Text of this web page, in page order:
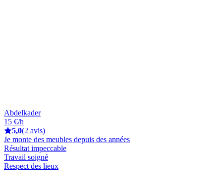
Abdelkader
15 €/h
5,0(2 avis)
Je monte des meubles depuis des années
Résultat impeccable
Travail soigné
Respect des lieux